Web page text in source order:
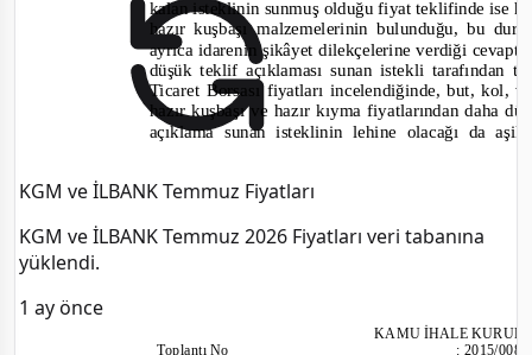
KGM ve İLBANK Temmuz Fiyatları
KGM ve İLBANK Temmuz 2026 Fiyatları veri tabanına
yüklendi.
1 ay önce
kalan isteklinin sunmuş olduğu fiyat teklifinde ise
hazır kuşbaşı malzemelerinin bulunduğu, bu
ayrıca idarenin şikâyet dilekçelerine verdiği cevapta
düşük teklif açıklaması sunan istekli
Ticaret Borsası fiyatları incelendiğinde, but, kol,
hazır kuşbaşı ve hazır kıyma fiyatlarından daha
açıklama sunan isteklinin lehine olacağı da
KAMU İHALE
ToplantıNo :2015/008